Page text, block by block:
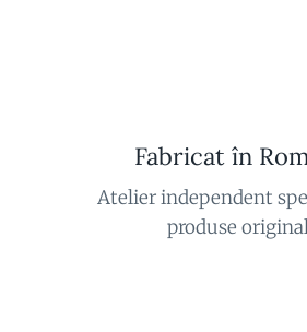
Fabricat în
Atelier independent
produse